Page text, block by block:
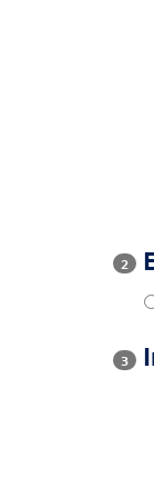
2
3